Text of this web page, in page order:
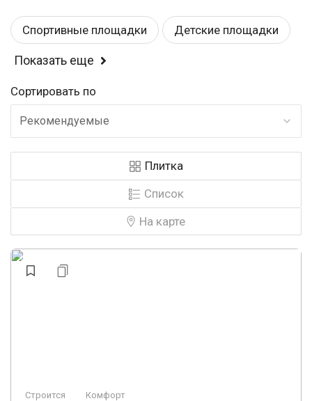
Спортивные площадки Детские площадки
Балкон или лоджия
Магазины Свободная планировка
У воды Детский садик Строится
Закрытая территория
Панорамные окна Эконом
Рядом с парком Видеонаблюдение
Премиум Элитный
Показать еще
Сортировать по
Рекомендуемые
Плитка
Список
На карте
Строится Комфорт